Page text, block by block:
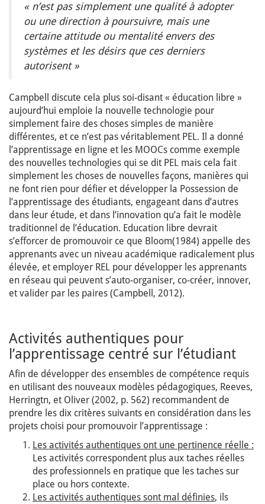
« n’est pas simplement une qualité à adopter
ou une direction à poursuivre, mais une
certaine attitude ou mentalité envers des
systèmes et les désirs que ces derniers
autorisent »
Campbell discute cela plus soi-disant « éducation libre »
aujourd’hui emploie la nouvelle technologie pour
simplement faire des choses simples de manière
différentes, et ce n’est pas véritablement PEL. Il a donné
l’apprentissage en ligne et les MOOCs comme exemple
des nouvelles technologies qui se dit PEL mais cela fait
simplement les choses de nouvelles façons, manières qui
ne font rien pour défier et développer la Possession de
l’apprentissage des étudiants, engageant dans d’autres
dans leur étude, et dans l’innovation qu’a fait le modèle
traditionnel de l’éducation. Education libre devrait
s’efforcer de promouvoir ce que Bloom(1984) appelle des
apprenants avec un niveau académique radicalement plus
élevée, et employer REL pour développer les apprenants
en réseau qui peuvent s’auto-organiser, co-créer, innover,
et valider par les paires (Campbell, 2012).
Activités authentiques pour
l’apprentissage centré sur l’étudiant
Afin de développer des ensembles de compétence requis
en utilisant des nouveaux modèles pédagogiques, Reeves,
Herringtn, et Oliver (2002, p. 562) recommandent de
prendre les dix critères suivants en considération dans les
projets choisi pour promouvoir l’apprentissage :
Les activités authentiques ont une pertinence réelle :
Les activités correspondent plus aux taches réelles
des professionnels en pratique que les taches sur
place ou hors contexte.
Les activités authentiques sont mal définies, ils